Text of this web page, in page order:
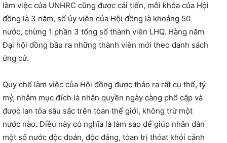
làm việc của UNHRC cũng được cải tiến, mỗi khóa của Hội
đồng là 3 năm, số ủy viên của Hội đồng là khoảng 50
nước, chừng 1 phần 3 tổng số thành viên LHQ. Hàng năm
Đại hội đồng bầu ra những thành viên mới theo danh sách
ứng cử.
Quy chế làm việc của Hội đồng được thảo ra rất cụ thể, tỷ
mỷ, nhằm mục đích là nhân quyền ngày càng phổ cập và
được lan tỏa sâu sắc trên tòan thế giới, không trừ một
nước nào. Điều này có nghĩa là làm sao để giúp nhân dân
một số nước độc đoán, độc đảng, tòan trị thóat khỏi cảnh